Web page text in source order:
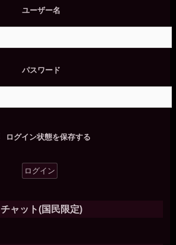
ユーザー名
パスワード
ログイン状態を保存する
チャット(国民限定)